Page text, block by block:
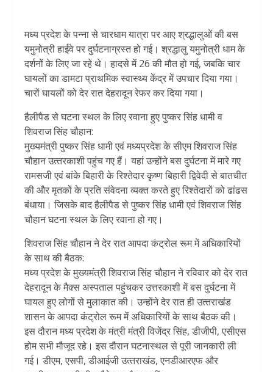
मध्य प्रदेश के पन्ना से चारधाम यात्रा पर आए श्रद्धालुओं की बस
यमुनोत्री हाईवे पर दुर्घटनाग्रस्त हो गई। श्रद्धालु यमुनोत्री धाम के
दर्शनों के लिए जा रहे थे। हादसे में 26 की मौत हो गई, जबकि चार
घायलों का डामटा प्राथमिक स्वास्थ्य केंद्र में उपचार दिया गया।
चारों घायलों को देर रात देहरादून रेफर कर दिया गया।
हैलीपैड से घटना स्थल के लिए रवाना हुए पुष्कर सिंह धामी व
शिवराज सिंह चौहान:
मुख्यमंत्री पुष्कर सिंह धामी एवं मध्यप्रदेश के सीएम शिवराज सिंह
चौहान उत्‍तरकाशी पहुंच गए हैं। यहां उन्‍होंने बस दुर्घटना में मारे गए
रामसजी एवं बांके बिहारी के रिश्तेदार कृष्ण बिहारी द्विवेदी से बातचीत
की और मृतकों के प्रति संवेदना व्यक्त करते हुए रिश्तेदारों को ढांढस
बंधाया। जिसके बाद हैलीपैड से पुष्कर सिंह धामी एवं शिवराज सिंह
चौहान घटना स्थल के लिए रवाना हो गए।
शिवराज सिंह चौहान ने देर रात आपदा कंट्रोल रूम में अधिकारियों
के साथ की बैठक:
मध्य प्रदेश के मुख्यमंत्री शिवराज सिंह चौहान ने रविवार को देर रात
देहरादून के मैक्स अस्पताल पहुंचकर उत्तरकाशी में बस दुर्घटना में
घायल हुए लोगों से मुलाकात की। उन्‍होंने देर रात ही उत्‍तराखंड
शासन के आपदा कंट्रोल रूम में अधिकारियों के साथ बैठक की।
इस दौरान मध्‍य प्रदेश के मंत्री मंत्री विजेंद्र सिंह, डीजीपी, एसीएस
होम सभी मौजूद रहे। इस दौरान घटनास्थल से पूरी जानकारी ली
गई। डीएम, एसपी, डीआईजी उत्‍तराखंड, एनडीआरएफ और